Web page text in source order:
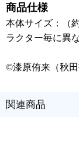
商品仕様
本体サイズ：（
ラクター毎に異
©漆原侑来（秋
関連商品